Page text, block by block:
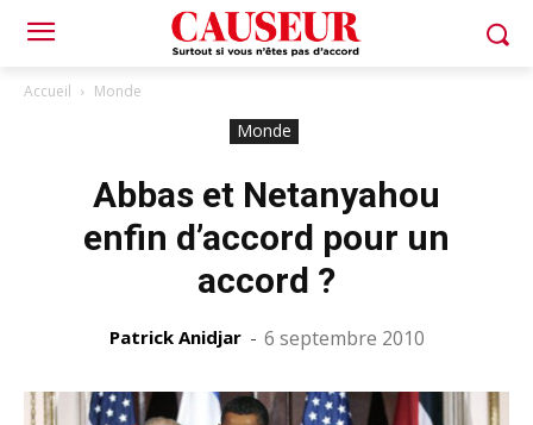
Accueil Monde
Monde
Abbas et Netanyahou
enfin d’accord pour un
accord ?
Patrick Anidjar - 6 septembre 2010